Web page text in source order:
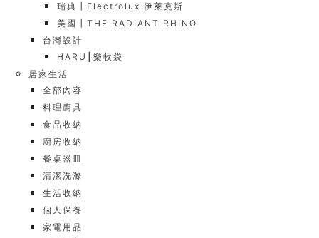
瑞典┃Electrolux 伊萊克斯
美國┃THE RADIANT RHINO
台灣設計
HARU┃樂收袋
居家生活
全部內容
料理廚具
食品收納
廚房收納
餐桌器皿
清潔洗滌
生活收納
個人保養
家電用品